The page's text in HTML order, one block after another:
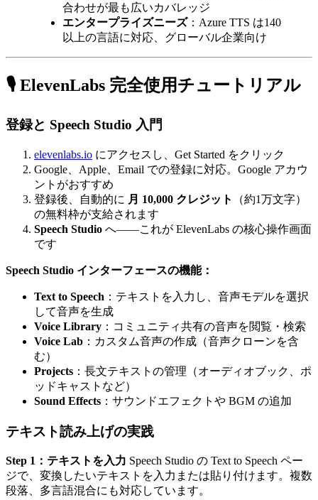
合わせが最も広いカバレッジ
エンタープライズニーズ：Azure TTS は140
以上の言語に対応、グローバル企業向け
🎙️ ElevenLabs 完全使用チュートリアル
登録と Speech Studio 入門
elevenlabs.io にアクセスし、Get Started をクリック
Google、Apple、Email での登録に対応。Google アカウ
ントがおすすめ
登録後、自動的に 月 10,000 クレジット
（約1万文字）
の無料枠が支給されます
Speech Studio へ——これが ElevenLabs の核心操作画面
です
Speech Studio インターフェースの機能：
Text to Speech ：テキストを入力し、音声モデルを選択
して音声を生成
Voice Library ：コミュニティ共有の音声を閲覧・検索
Voice Lab ：カスタム音声の作成（音声クローンを含
む）
Projects ：長文テキストの管理（オーディオブック、ポ
ッドキャストなど）
Sound Effects ：サウンドエフェクトや BGM の追加
テキスト読み上げの実践
Step 1：テキストを入力 Speech Studio の Text to Speech ペー
ジで、変換したいテキストを入力または貼り付けます。複数
段落、多言語混合にも対応しています。